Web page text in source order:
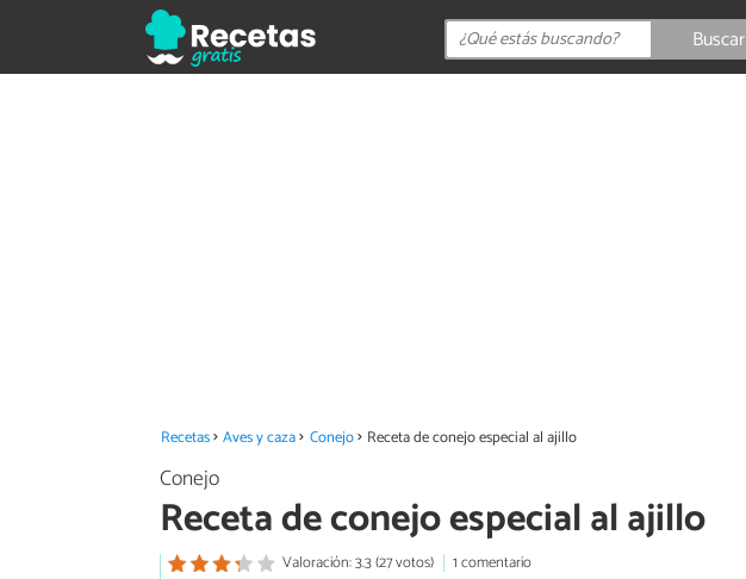
Buscar
Recetas Aves y caza Conejo Receta de conejo especial al ajillo
Conejo
Receta de conejo especial al ajillo
Valoración: 3.3 (27 votos)
1 comentario